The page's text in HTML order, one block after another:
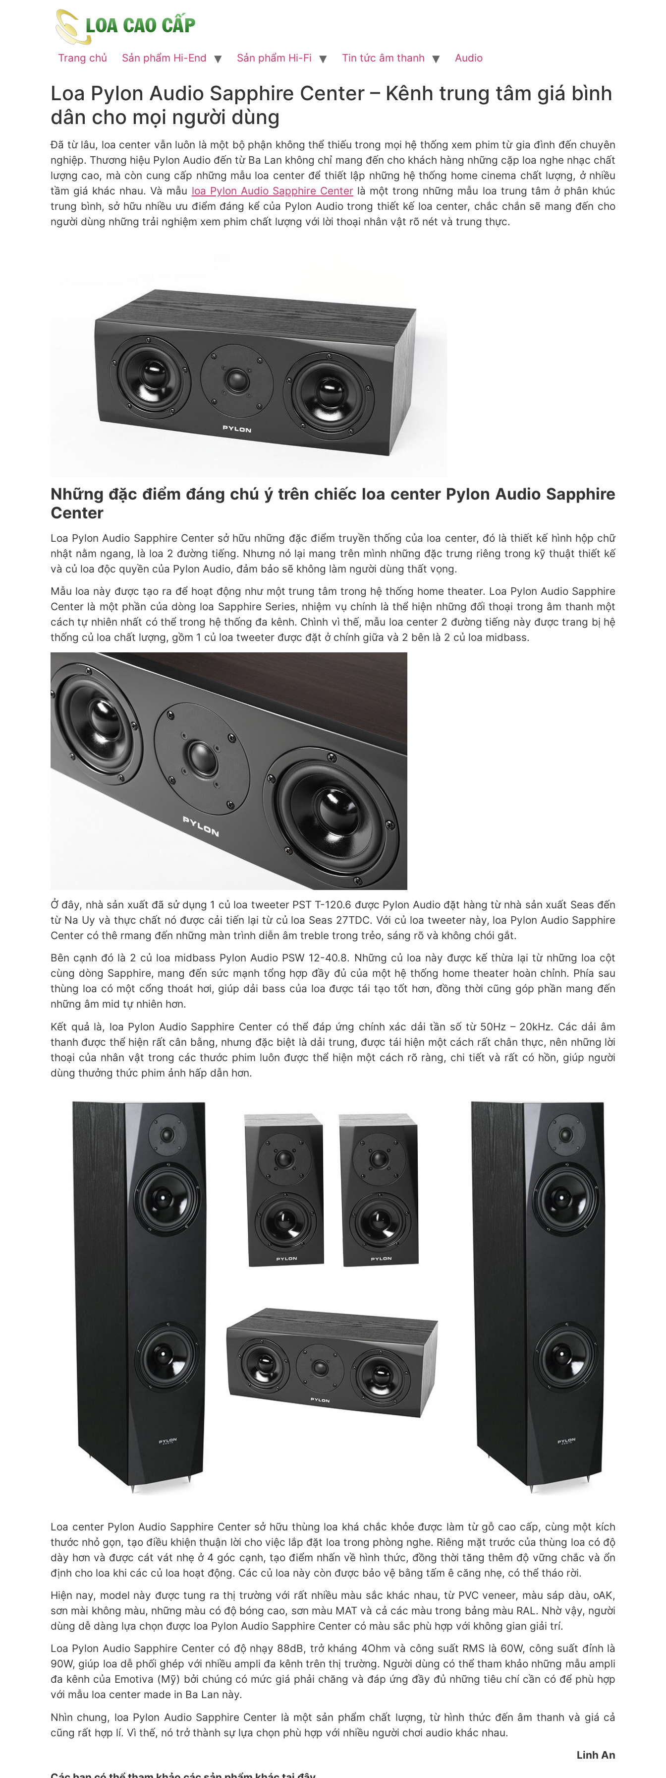
Trang chủ Sản phẩm Hi-End Sản phẩm Hi-Fi Tin tức âm thanh Audio
Loa Pylon Audio Sapphire Center – Kênh trung tâm giá bình
dân cho mọi người dùng
Đã từ lâu, loa center vẫn luôn là một bộ phận không thể thiếu trong mọi hệ thống xem phim từ gia đình đến chuyên
nghiệp. Thương hiệu Pylon Audio đến từ Ba Lan không chỉ mang đến cho khách hàng những cặp loa nghe nhạc chất
lượng cao, mà còn cung cấp những mẫu loa center để thiết lập những hệ thống home cinema chất lượng, ở nhiều
tầm giá khác nhau. Và mẫu loa Pylon Audio Sapphire Centerlà một trong những mẫu loa trung tâm ở phân khúc
trung bình, sở hữu nhiều ưu điểm đáng kể của Pylon Audio trong thiết kế loa center, chắc chắn sẽ mang đến cho
người dùng những trải nghiệm xem phim chất lượng với lời thoại nhân vật rõ nét và trung thực.
Những đặc điểm đáng chú ý trên chiếc loa center Pylon Audio Sapphire
Center
Loa Pylon Audio Sapphire Center sở hữu những đặc điểm truyền thống của loa center, đó là thiết kế hình hộp chữ
nhật nằm ngang, là loa 2 đường tiếng. Nhưng nó lại mang trên mình những đặc trưng riêng trong kỹ thuật thiết kế
và củ loa độc quyền của Pylon Audio, đảm bảo sẽ không làm người dùng thất vọng.
Mẫu loa này được tạo ra để hoạt động như một trung tâm trong hệ thống home theater. Loa Pylon Audio Sapphire
Center là một phần của dòng loa Sapphire Series, nhiệm vụ chính là thể hiện những đối thoại trong âm thanh một
cách tự nhiên nhất có thể trong hệ thống đa kênh. Chình vì thế, mẫu loa center 2 đường tiếng này được trang bị hệ
thống củ loa chất lượng, gồm 1 củ loa tweeter được đặt ở chính giữa và 2 bên là 2 củ loa midbass.
Ở đây, nhà sản xuất đã sử dụng 1 củ loa tweeter PST T-120.6 được Pylon Audio đặt hàng từ nhà sản xuất Seas đến
từ Na Uy và thực chất nó được cải tiến lại từ củ loa Seas 27TDC. Với củ loa tweeter này, loa Pylon Audio Sapphire
Center có thê rmang đến những màn trình diễn âm treble trong trẻo, sáng rõ và không chói gắt.
Bên cạnh đó là 2 củ loa midbass Pylon Audio PSW 12-40.8. Những củ loa này được kế thừa lại từ những loa cột
cùng dòng Sapphire, mang đến sức mạnh tổng hợp đầy đủ của một hệ thống home theater hoàn chỉnh. Phía sau
thùng loa có một cổng thoát hơi, giúp dải bass của loa được tái tạo tốt hơn, đồng thời cũng góp phần mang đến
những âm mid tự nhiên hơn.
Kết quả là, loa Pylon Audio Sapphire Center có thể đáp ứng chính xác dải tần số từ 50Hz – 20kHz. Các dải âm
thanh được thể hiện rất cân bằng, nhưng đặc biệt là dải trung, được tái hiện một cách rất chân thực, nên những lời
thoại của nhân vật trong các thước phim luôn được thể hiện một cách rõ ràng, chi tiết và rất có hồn, giúp người
dùng thưởng thức phim ảnh hấp dẫn hơn.
Loa center Pylon Audio Sapphire Center sở hữu thùng loa khá chắc khỏe được làm từ gỗ cao cấp, cùng một kích
thước nhỏ gọn, tạo điều khiện thuận lời cho việc lắp đặt loa trong phòng nghe. Riêng mặt trước của thùng loa có độ
dày hơn và được cát vát nhẹ ở 4 góc cạnh, tạo điểm nhấn về hình thức, đồng thời tăng thêm độ vững chắc và ổn
định cho loa khi các củ loa hoạt động. Các củ loa này còn được bảo vệ bằng tấm ê căng nhẹ, có thể tháo rời.
Hiện nay, model này được tung ra thị trường với rất nhiều màu sắc khác nhau, từ PVC veneer, màu sáp dàu, oAK,
sơn mài không màu, những màu có độ bóng cao, sơn màu MAT và cả các màu trong bảng màu RAL. Nhờ vậy, người
dùng dễ dàng lựa chọn được loa Pylon Audio Sapphire Center có màu sắc phù hợp với không gian giải trí.
Loa Pylon Audio Sapphire Center có độ nhạy 88dB, trở kháng 4Ohm và công suất RMS là 60W, công suất đỉnh là
90W, giúp loa dễ phối ghép với nhiều ampli đa kênh trên thị trường. Người dùng có thể tham khảo những mẫu ampli
đa kênh của Emotiva (Mỹ) bởi chúng có mức giá phải chăng và đáp ứng đầy đủ những tiêu chí cần có để phù hợp
với mẫu loa center made in Ba Lan này.
Nhìn chung, loa Pylon Audio Sapphire Center là một sản phẩm chất lượng, từ hình thức đến âm thanh và giá cả
cũng rất hợp lí. Vì thế, nó trở thành sự lựa chọn phù hợp với nhiều người chơi audio khác nhau.
Linh An